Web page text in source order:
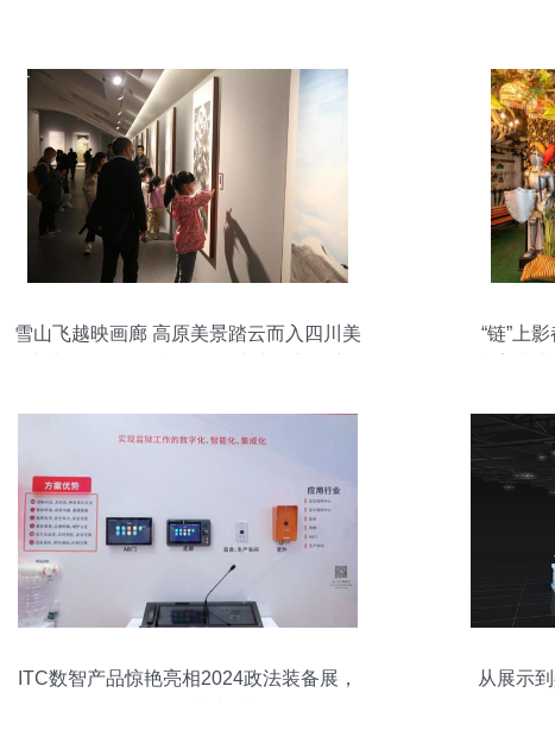
雪山飞越映画廊 高原美景踏云而入四川美
“链”上
ITC数智产品惊艳亮相2024政法装备展，
从展示